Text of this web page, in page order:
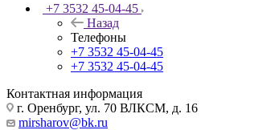
+7 3532 45-04-45
Назад
Телефоны
+7 3532 45-04-45
+7 3532 45-04-45
Контактная информация
г. Оренбург, ул. 70 ВЛКСМ, д. 16
mirsharov@bk.ru